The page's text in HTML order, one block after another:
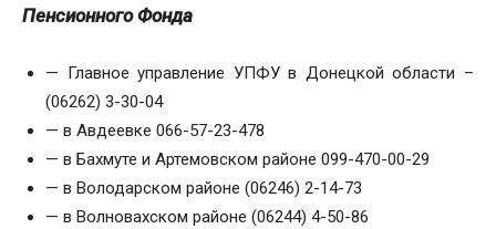
Пенсионного Фонда
— Главное управление УПФУ в Донецкой области –
(06262) 3-30-04
— в Авдеевке 066-57-23-478
— в Бахмуте и Артемовском районе 099-470-00-29
— в Володарском районе (06246) 2-14-73
— в Волновахском районе (06244) 4-50-86